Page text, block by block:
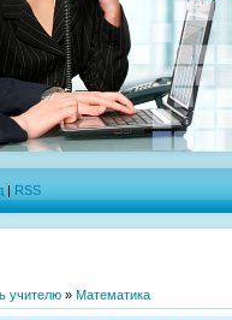
| RSS
учителю » Математика